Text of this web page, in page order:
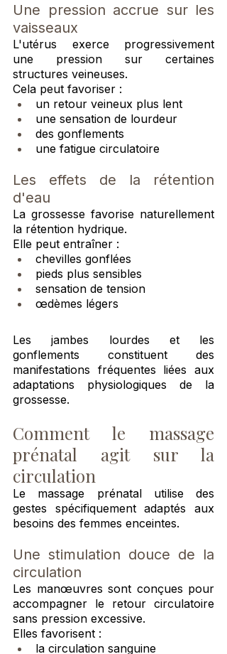
Une pression accrue sur les
vaisseaux
L'utérus exerce progressivement
une pression sur certaines
structures veineuses.
Cela peut favoriser :
un retour veineux plus lent
une sensation de lourdeur
des gonflements
une fatigue circulatoire
Les effets de la rétention
d'eau
La grossesse favorise naturellement
la rétention hydrique.
Elle peut entraîner :
chevilles gonflées
pieds plus sensibles
sensation de tension
œdèmes légers
Les jambes lourdes et les
gonflements constituent des
manifestations fréquentes liées aux
adaptations physiologiques de la
grossesse.
Comment le massage
prénatal agit sur la
circulation
Le massage prénatal utilise des
gestes spécifiquement adaptés aux
besoins des femmes enceintes.
Une stimulation douce de la
circulation
Les manœuvres sont conçues pour
accompagner le retour circulatoire
sans pression excessive.
Elles favorisent :
la circulation sanguine